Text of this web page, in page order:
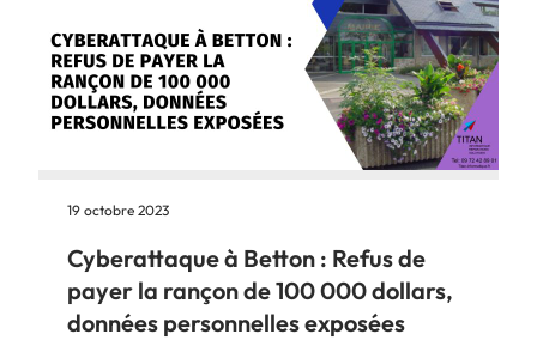
19 octobre 2023
Cyberattaque à Betton : Refus de
payer la rançon de 100 000 dollars,
données personnelles exposées